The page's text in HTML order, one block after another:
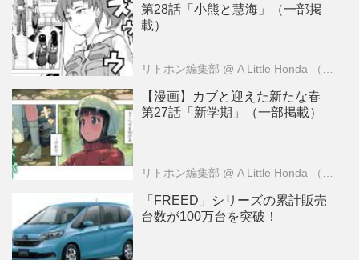
第28話「小熊と慧海」（一部掲
載）
リトホン編集部 @ A Little Honda （ア・リトル・ホンダ）編集部
【漫画】カブと迎えた新たな春
第27話「新学期」（一部掲載）
リトホン編集部 @ A Little Honda （ア・リトル・ホンダ）編集部
「FREED」シリーズの累計販売
台数が100万台を突破！